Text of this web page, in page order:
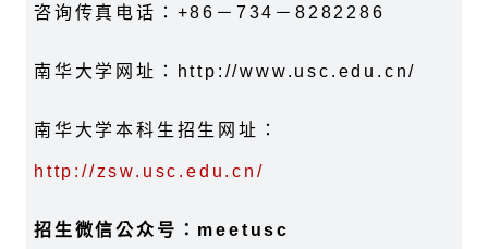
咨询传真电话：+86－734－8282286
南华大学网址：http://www.usc.edu.cn/
南华大学本科生招生网址：
http://zsw.usc.edu.cn/
招生微信公众号：meetusc